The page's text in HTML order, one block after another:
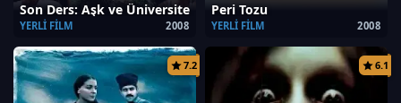
Son Ders: Aşk ve Üniversite
2008
YERLI FILM
Peri Tozu
2008
YERLI FILM
7.2 6.1